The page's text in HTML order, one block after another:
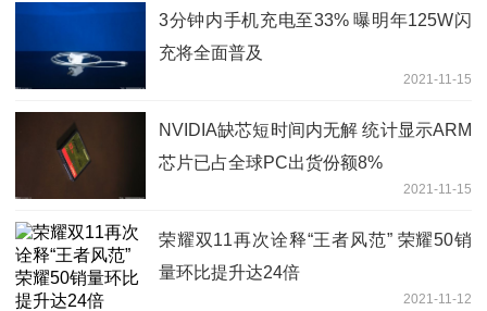
3分钟内手机充电至33% 曝明年125W闪
充将全面普及
2021-11-15
NVIDIA缺芯短时间内无解 统计显示ARM
芯片已占全球PC出货份额8%
2021-11-15
荣耀双11再次诠释“王者风范” 荣耀50销
量环比提升达24倍
2021-11-12